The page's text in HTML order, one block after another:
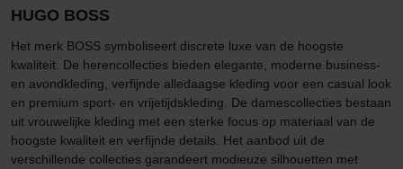
HUGO BOSS
Het merk BOSS symboliseert discrete luxe van de hoogste
kwaliteit. De herencollecties bieden elegante, moderne business-
en avondkleding, verfijnde alledaagse kleding voor een casual look
en premium sport- en vrijetijdskleding. De damescollecties bestaan
uit vrouwelijke kleding met een sterke focus op materiaal van de
hoogste kwaliteit en verfijnde details. Het aanbod uit de
verschillende collecties garandeert modieuze silhouetten met